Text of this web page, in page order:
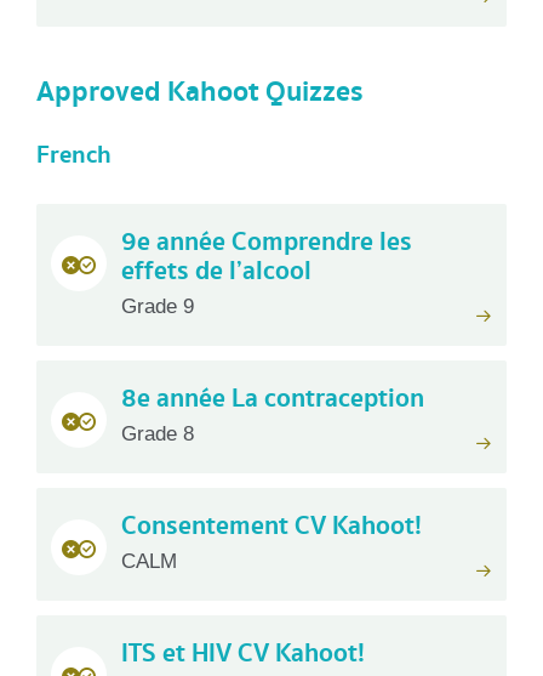
Approved Kahoot Quizzes
French
9e année Comprendre les
effets de l’alcool
Grade 9
8e année La contraception
Grade 8
Consentement CV Kahoot!
CALM
ITS et HIV CV Kahoot!